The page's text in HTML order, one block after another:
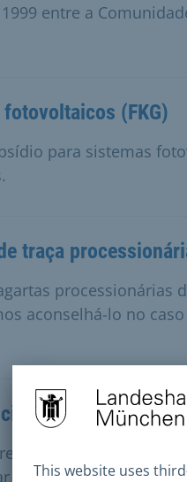
entre a
(FKG)
para sistemas
traça
processionárias
aconselhá-lo no
- trabalhadores
envia-o para a
as informações